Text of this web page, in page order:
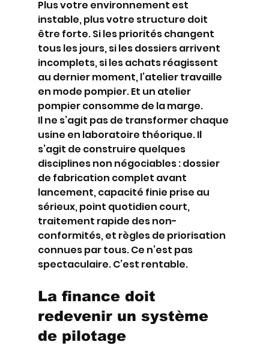
Plus votre environnement est
instable, plus votre structure doit
être forte. Si les priorités changent
tous les jours, si les dossiers arrivent
incomplets, si les achats réagissent
au dernier moment, l’atelier travaille
en mode pompier. Et un atelier
pompier consomme de la marge.
Il ne s’agit pas de transformer chaque
usine en laboratoire théorique. Il
s’agit de construire quelques
disciplines non négociables : dossier
de fabrication complet avant
lancement, capacité finie prise au
sérieux, point quotidien court,
traitement rapide des non-
conformités, et règles de priorisation
connues par tous. Ce n’est pas
spectaculaire. C’est rentable.
La finance doit
redevenir un système
de pilotage